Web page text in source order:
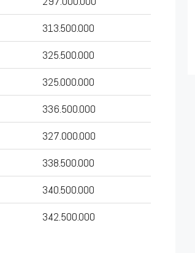
313.500.000
325.500.000
325.000.000
336.500.000
327.000.000
338.500.000
340.500.000
342.500.000